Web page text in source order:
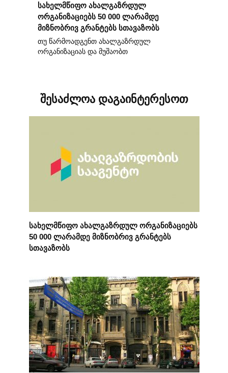
სახელმწიფო ახალგაზრდულ
ორგანიზაციებს 50 000 ლარამდე
მიზნობრივ გრანტებს სთავაზობს
თუ წარმოადგენთ ახალგაზრდულ
ორგანიზაციას და მუშაობთ
შესაძლოა დაგაინტერესოთ
სახელმწიფო ახალგაზრდულ ორგანიზაციებს
50 000 ლარამდე მიზნობრივ გრანტებს
სთავაზობს